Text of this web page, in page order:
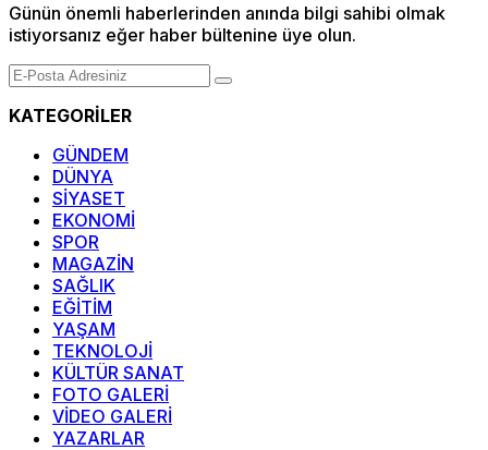
Günün önemli haberlerinden anında bilgi sahibi olmak
istiyorsanız eğer haber bültenine üye olun.
KATEGORİLER
GÜNDEM
DÜNYA
SİYASET
EKONOMİ
SPOR
MAGAZİN
SAĞLIK
EĞİTİM
YAŞAM
TEKNOLOJİ
KÜLTÜR SANAT
FOTO GALERİ
VİDEO GALERİ
YAZARLAR